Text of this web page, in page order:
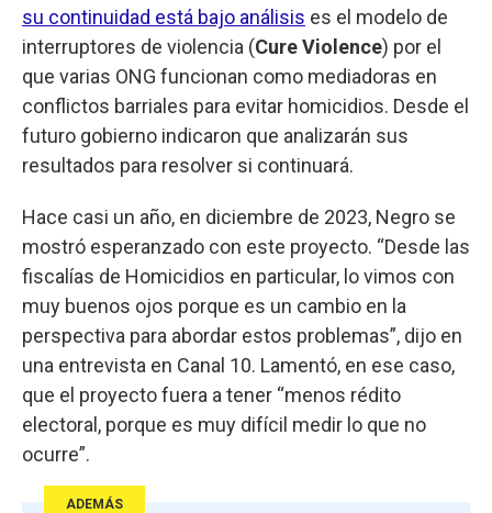
su continuidad está bajo análisis es el modelo de
interruptores de violencia (Cure Violence) por el
que varias ONG funcionan como mediadoras en
conflictos barriales para evitar homicidios. Desde el
futuro gobierno indicaron que analizarán sus
resultados para resolver si continuará.
Hace casi un año, en diciembre de 2023, Negro se
mostró esperanzado con este proyecto. “Desde las
fiscalías de Homicidios en particular, lo vimos con
muy buenos ojos porque es un cambio en la
perspectiva para abordar estos problemas”, dijo en
una entrevista en Canal 10. Lamentó, en ese caso,
que el proyecto fuera a tener “menos rédito
electoral, porque es muy difícil medir lo que no
ocurre”.
ADEMÁS